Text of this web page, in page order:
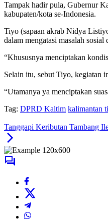
Tampak hadir pula, Gubernur
kabupaten/kota se-Indonesia.
Tiyo (sapaan akrab Nidya
dalam mengatasi masalah sosial
“Khususnya menciptakan
Selain itu, sebut Tiyo, kegiatan
“Utamanya ya menciptakan
Tag: DPRD Kaltim kalimantan
Tanggapi Keributan Tambang